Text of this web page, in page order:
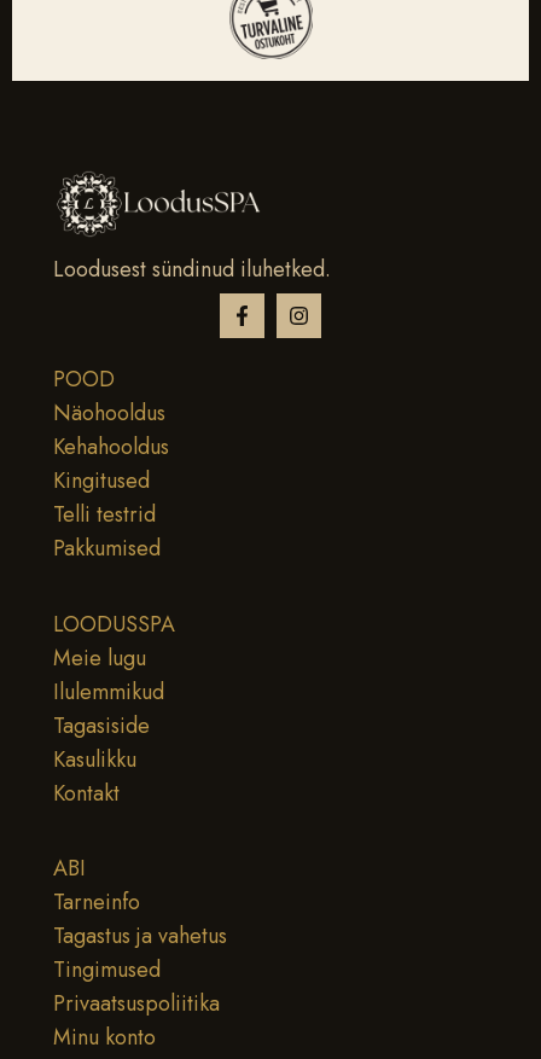
Loodusest sündinud iluhetked.
POOD
Näohooldus
Kehahooldus
Kingitused
Telli testrid
Pakkumised
LOODUSSPA
Meie lugu
Ilulemmikud
Tagasiside
Kasulikku
Kontakt
ABI
Tarneinfo
Tagastus ja vahetus
Tingimused
Privaatsuspoliitika
Minu konto